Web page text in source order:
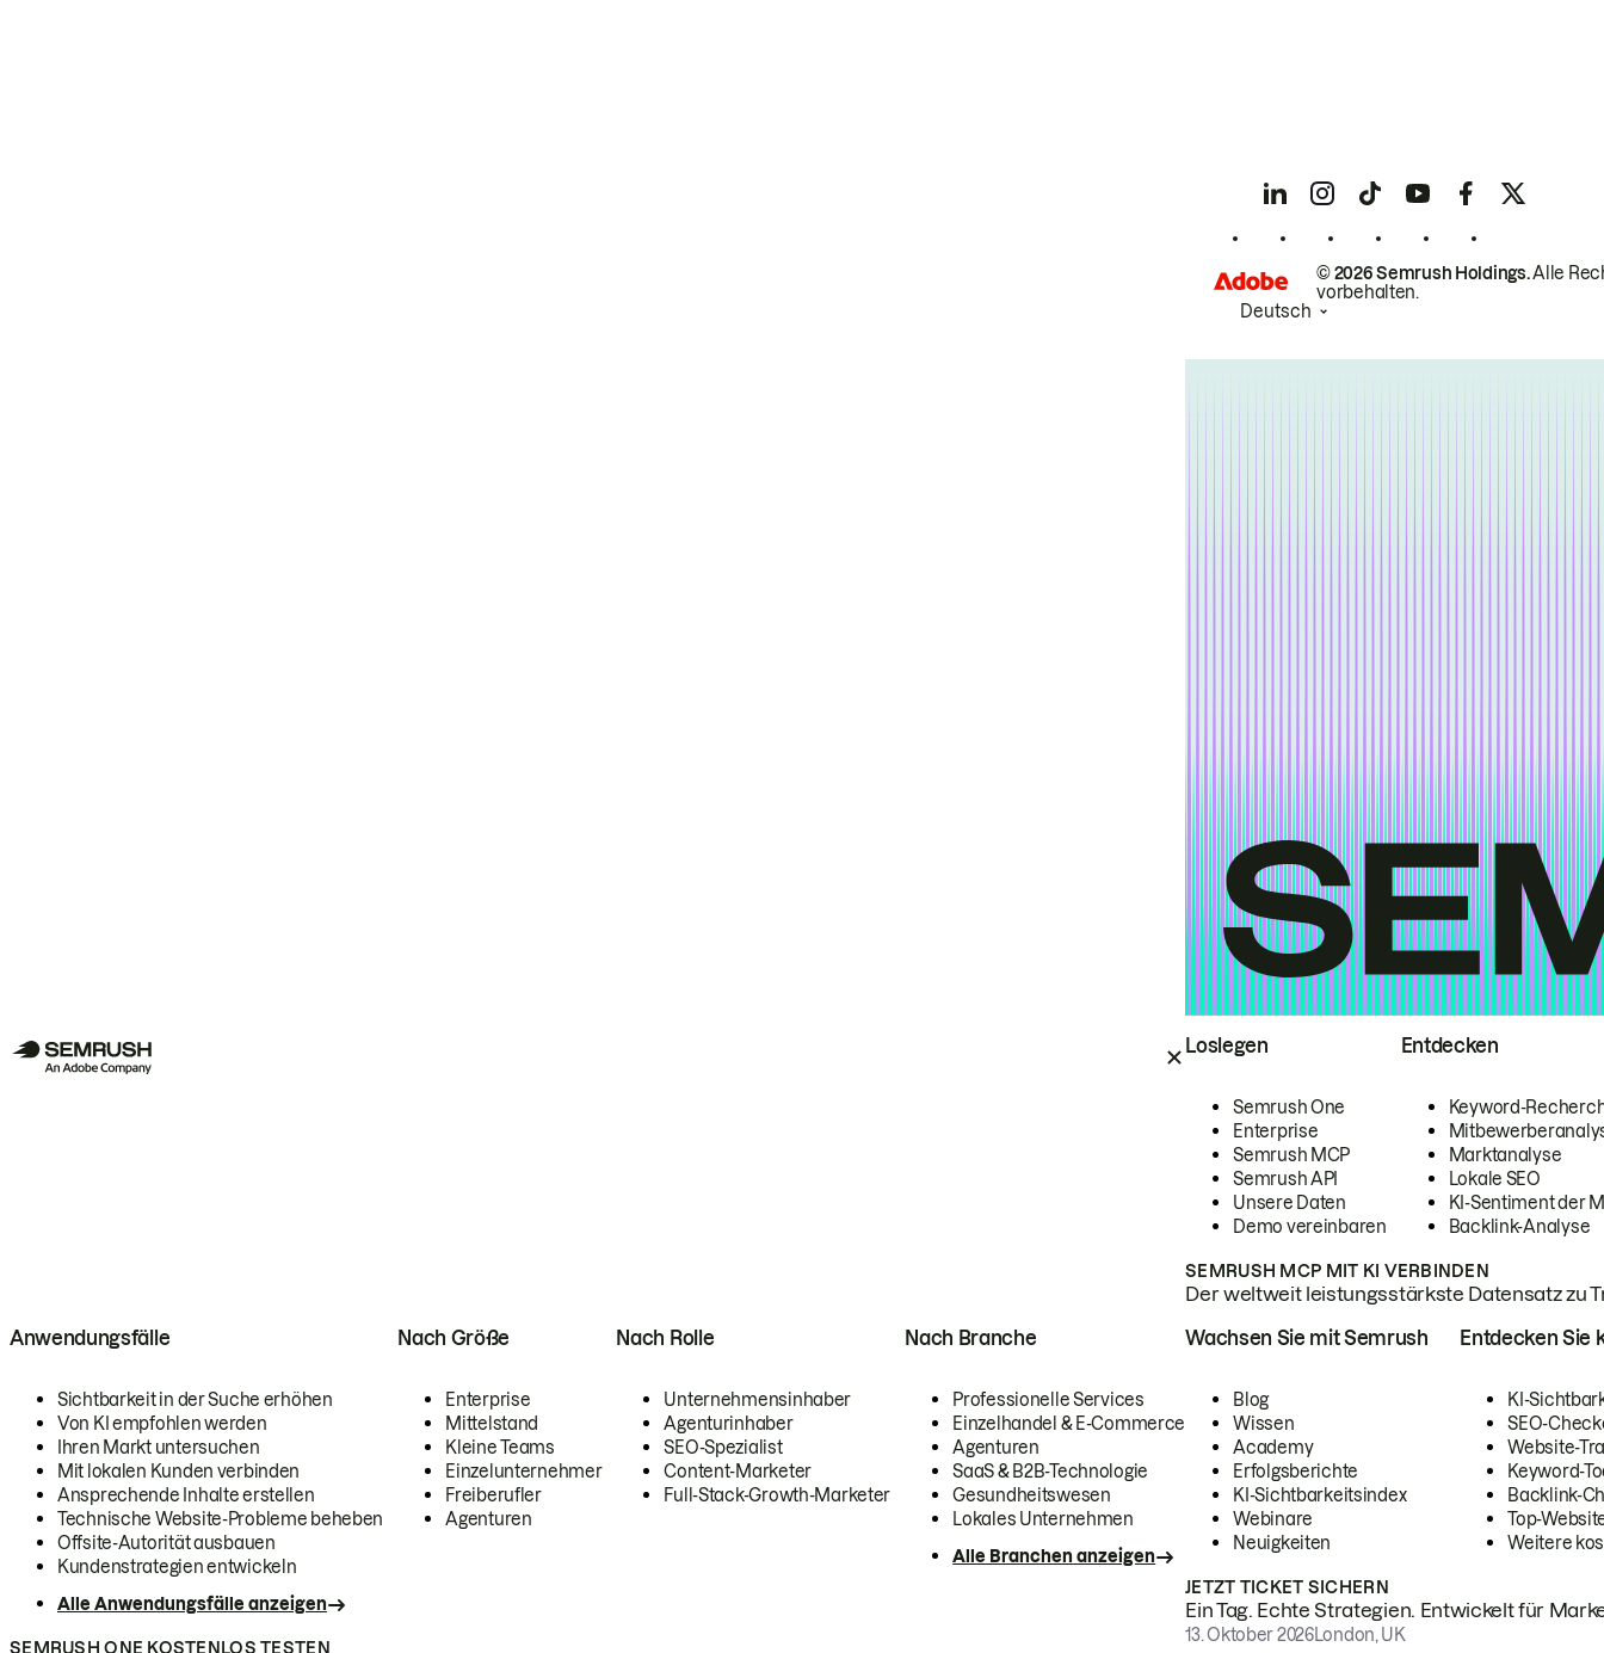
Loslegen
Semrush One
Enterprise
Semrush MCP
Semrush API
Unsere Daten
Demo vereinbaren
Entdecken
Keyword-
Marktanalyse
Lokale SEO
KI-Sentiment der
Backlink-Analyse
SEMRUSH MCP MIT KI VERBINDEN
Der weltweit leistungsstärkste Datensatz zu
Anwendungsfälle
Sichtbarkeit in der Suche erhöhen
Von KI empfohlen werden
Ihren Markt untersuchen
Mit lokalen Kunden verbinden
Ansprechende Inhalte erstellen
Technische Website-Probleme beheben
Offsite-Autorität ausbauen
Kundenstrategien entwickeln
Alle Anwendungsfälle anzeigen
Nach Größe
Enterprise
Mittelstand
Kleine Teams
Einzelunternehmer
Freiberufler
Agenturen
Nach Rolle
Unternehmensinhaber
Agenturinhaber
SEO-Spezialist
Content-Marketer
Full-Stack-Growth-Marketer
Nach Branche
Professionelle Services
Einzelhandel & E-Commerce
Agenturen
SaaS & B2B-Technologie
Gesundheitswesen
Lokales Unternehmen
Alle Branchen anzeigen
SEMRUSH ONE KOSTENLOS TESTEN
Wachsen Sie mit Semrush
Blog
Wissen
Academy
Erfolgsberichte
KI-Sichtbarkeitsindex
Webinare
Neuigkeiten
Entdecken Sie
KI-
SEO-
Website-
Keyword-
Backlink-
Top-
Weitere
JETZT TICKET SICHERN
Ein Tag. Echte Strategien. Entwickelt für
13. Oktober 2026London, UK
© 2026 Semrush Holdings.Alle
vorbehalten.
Deutsch